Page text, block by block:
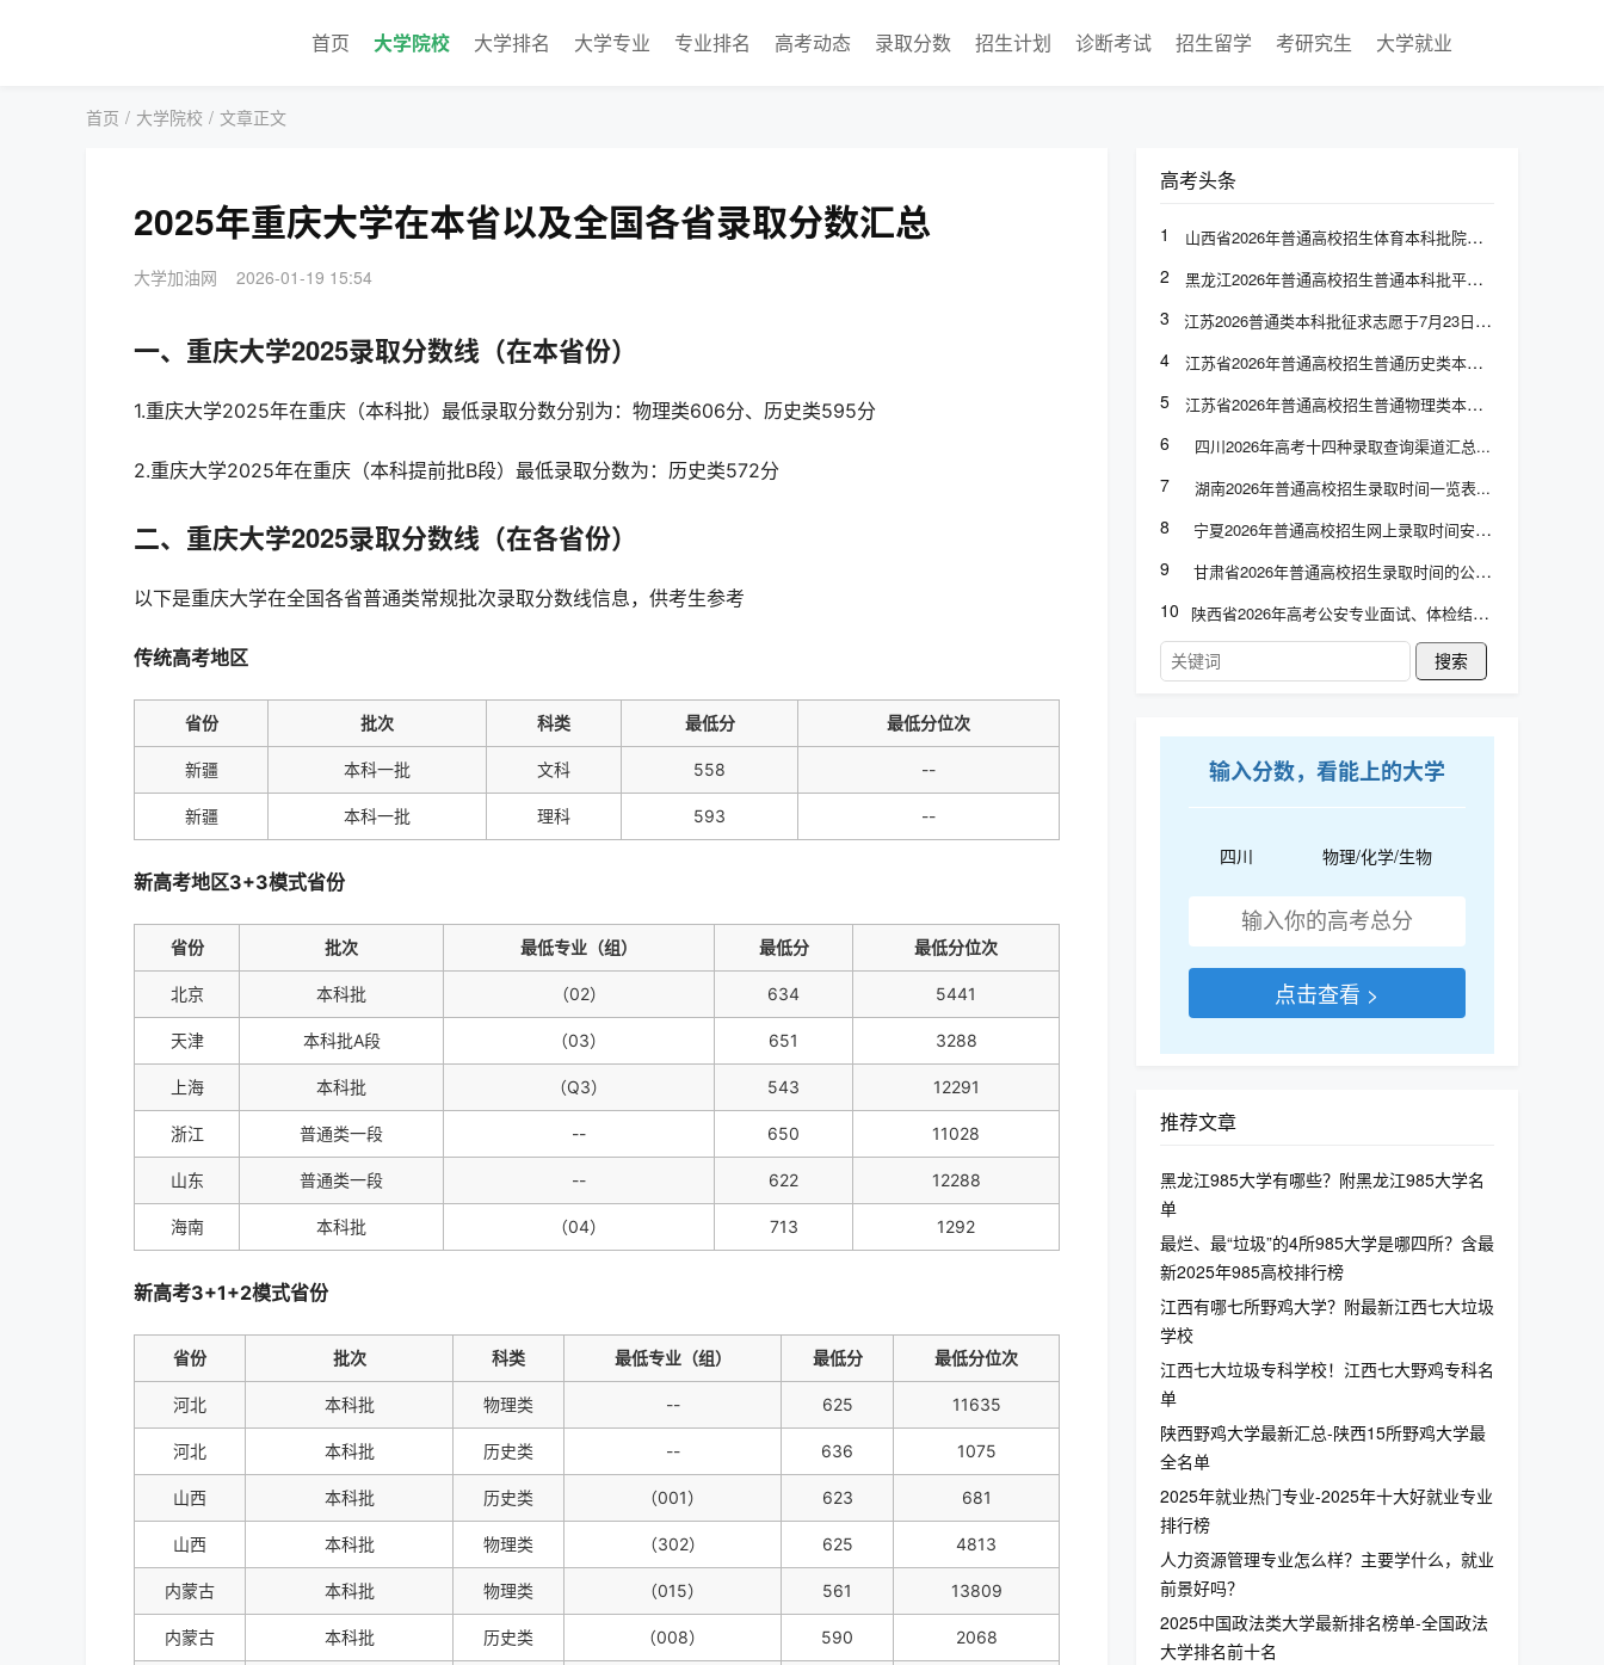
首页 大学院校 大学排名 大学专业 专业排名 高考动态 录取分数 招生计划 诊断考试 招生留学 考研究生 大学就业
首页 / 大学院校 / 文章正文
2025年重庆大学在本省以及全国各省录取分数汇总
大学加油网 2026-01-19 15:54
一、重庆大学2025录取分数线（在本省份）
1.重庆大学2025年在重庆（本科批）最低录取分数分别为：物理类606分、历史类595分
2.重庆大学2025年在重庆（本科提前批B段）最低录取分数为：历史类572分
二、重庆大学2025录取分数线（在各省份）
以下是重庆大学在全国各省普通类常规批次录取分数线信息，供考生参考
传统高考地区
省份 批次 科类 最低分 最低分位次
新疆 本科一批 文科 558 --
新疆 本科一批 理科 593 --
新高考地区3+3模式省份
省份 批次 最低专业（组） 最低分 最低分位次
北京 本科批 （02） 634 5441
天津 本科批A段 （03） 651 3288
上海 本科批 （Q3） 543 12291
浙江 普通类一段 -- 650 11028
山东 普通类一段 -- 622 12288
海南 本科批 （04） 713 1292
新高考3+1+2模式省份
省份 批次 科类 最低专业（组） 最低分 最低分位次
河北 本科批 物理类 -- 625 11635
河北 本科批 历史类 -- 636 1075
山西 本科批 历史类 （001） 623 681
山西 本科批 物理类 （302） 625 4813
内蒙古 本科批 物理类 （015） 561 13809
内蒙古 本科批 历史类 （008） 590 2068
高考头条
1
山西省2026年普通高校招生体育本科批院校专业组投档最低分
2
黑龙江2026年普通高校招生普通本科批平行志愿投档分数线发布
3
江苏2026普通类本科批征求志愿于7月23日上午9:00至下午3:00填报
4
江苏省2026年普通高校招生普通历史类本科批次征求志愿计划
5
江苏省2026年普通高校招生普通物理类本科批次征求志愿计划
6
四川2026年高考十四种录取查询渠道汇总
7 湖南2026年普通高校招生录取时间一览表
8
宁夏2026年普通高校招生网上录取时间安排
9
甘肃省2026年普通高校招生录取时间的公告
10
陕西省2026年高考公安专业面试、体检结论查询
搜索
输入分数，看能上的大学
四川 物理/化学/生物
点击查看 >
推荐文章
黑龙江985大学有哪些？附黑龙江985大学名
单
最烂、最“垃圾”的4所985大学是哪四所？含最
新2025年985高校排行榜
江西有哪七所野鸡大学？附最新江西七大垃圾
学校
江西七大垃圾专科学校！江西七大野鸡专科名
单
陕西野鸡大学最新汇总-陕西15所野鸡大学最
全名单
2025年就业热门专业-2025年十大好就业专业
排行榜
人力资源管理专业怎么样？主要学什么，就业
前景好吗？
2025中国政法类大学最新排名榜单-全国政法
大学排名前十名